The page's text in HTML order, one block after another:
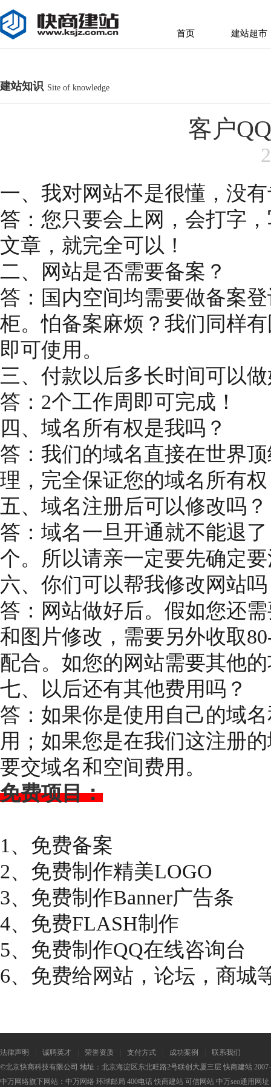
建站超市
建站超市
首页
首页
建站知识 Site of knowledge
客户
一、我对网站不是很懂，没
答：您只要会上网，会打字
文章，就完全可以！
二、网站是否需要备案？
答：国内空间均需要做备案
柜。怕备案麻烦？我们同样
即可使用。
三、付款以后多长时间可以
答：2个工作周即可完成！
四、域名所有权是我吗？
答：我们的域名直接在世界
理，完全保证您的域名所有
五、域名注册后可以修改吗？
答：域名一旦开通就不能退
个。所以请亲一定要先确定
六、你们可以帮我修改网站
答：网站做好后。假如您还
和图片修改，需要另外收取
配合。如您的网站需要其他
七、以后还有其他费用吗？
答：如果你是使用自己的域
用；如果您是在我们这注册
要交域名和空间费用。
免费项目：
1、免费备案
2、免费制作精美LOGO
3、免费制作Banner广告条
4、免费FLASH制作
5、免费制作QQ在线咨询台
6、免费给网站，论坛，商城
法律声明 诚聘英才 荣誉资质 支付方式 成功案例
联系我们
©北京快商科技有限公司 地址：北京海淀区东北旺路2号联创大厦三层 快商建站
中万网络旗下网站： 中万网络 环球邮局 400电话 快商建站 可信网站 中万seo通用网址